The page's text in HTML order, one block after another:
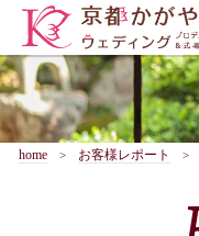
home お客様レポート